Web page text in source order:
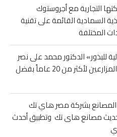
التجارية مع أجروستوك
التغذية السمادية القائمة على تقنية
المختلفة
للبذور» الدكتور محمد على نصر
هجين الذرة 2031 حافظ على ثقة المزارعين لأكثر من 20 عاماً بفضل
المصانع بشركة مصر هاي تك
لتحديث مصانع هاى تك وتطبيق أحدث